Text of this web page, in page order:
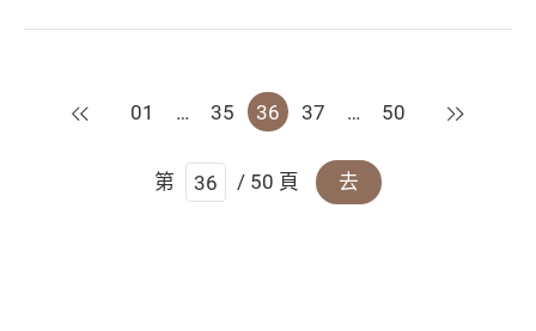
上一頁
01 … 35 36 37 … 50 下一頁
第 / 50 頁 去